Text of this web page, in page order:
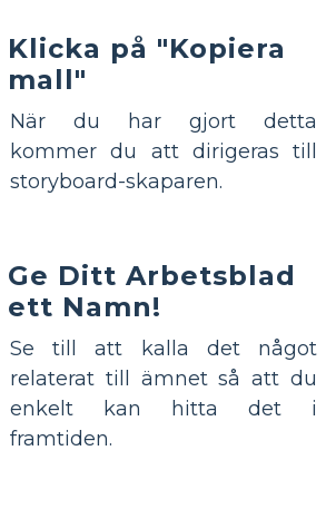
Klicka på "Kopiera
mall"
När du har gjort detta
kommer du att dirigeras till
storyboard-skaparen.
Ge Ditt Arbetsblad
ett Namn!
Se till att kalla det något
relaterat till ämnet så att du
enkelt kan hitta det i
framtiden.